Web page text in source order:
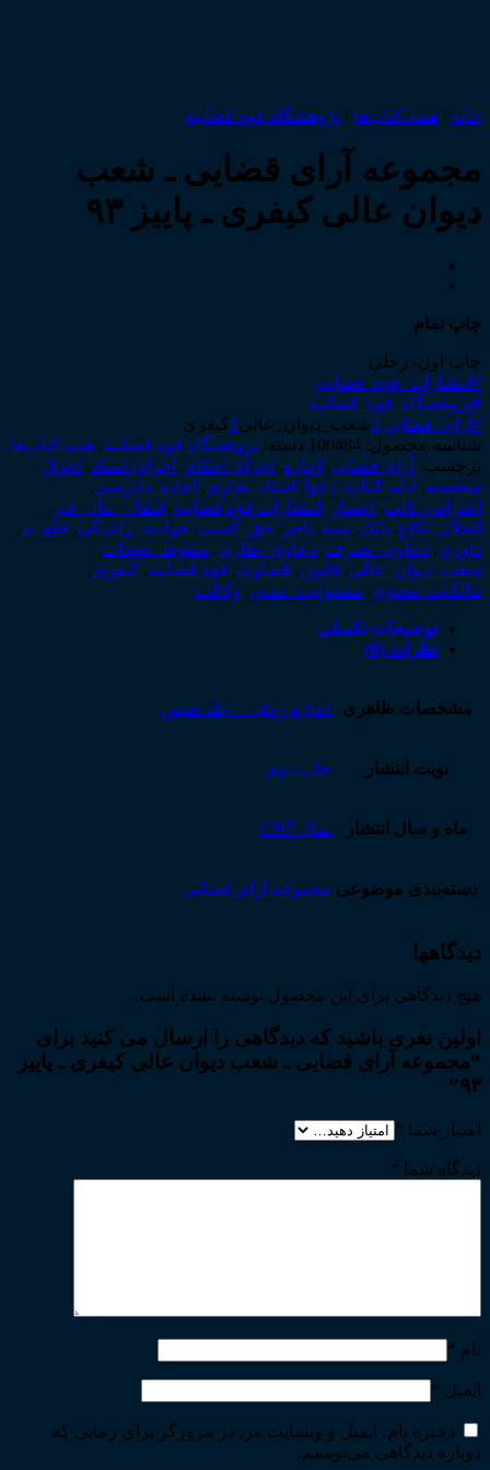
خانه / همه‌ـ‌کتاب‌ها / پژوهشگاه قوه قضاییه
مجموعه آرای قضایی ـ شعب
دیوان عالی کیفری ـ پاییز ۹۳
چاپ تمام
چاپ اول- رحلی
#انتشارات_قوه_قضاییه
#پژوهشگاه_قوه_قضاییه
#آرای_قضایی #شعب_دیوان_عالی#کیفری
شناسه محصول: 100484 دسته: پژوهشگاه قوه قضاییه, همه‌ـ‌کتاب‌ها
برچسب: آرای قضایی, اجاره, اجرای احکام, اجرای اسناد, احوال
شخصیه, ادله_اثبات_دعوا , اسناد_تجاری, اعاده_دادرسی,
اعتراض_ثالث, اعسار , انتشارات قوه قضاییه, انتقال_مال_غیر ,
انحلال_نکاح, بانک, بیمه, تاجر , حق_کسب, حوادث_رانندگی, خلع_ید,
داوری, دعاوی_تصرف, دعاوی_طاری, سقوط_تعهدات,
شعب_دیوان_عالی, قانون, قضاوت, قوه قضاییه, کیفری,
مالکیت_معنوی, مسئولیت_مدنی, وکالت
توضیحات تکمیلی
نظرات (0)
مشخصات ظاهری اندازه رحلی – جلد نفیس
نوبت انتشار چاپ دوم
ماه و سال انتشار سال 1397
دسته‌بندی موضوعی مجموعه آرای قضایی
دیدگاهها
هیچ دیدگاهی برای این محصول نوشته نشده است.
اولین نفری باشید که دیدگاهی را ارسال می کنید برای
“مجموعه آرای قضایی ـ شعب دیوان عالی کیفری ـ پاییز
۹۳”
امتیاز شما *
دیدگاه شما *
نام *
ایمیل *
ذخیره نام، ایمیل و وبسایت من در مرورگر برای زمانی که
دوباره دیدگاهی می‌نویسم.